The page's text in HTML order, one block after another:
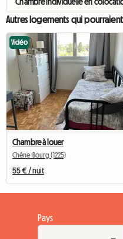
Chambre individuelle en
Autres logements qui
Vidéo
Chambre à louer
Chêne-Bourg (1225)
55 € / nuit
Pays